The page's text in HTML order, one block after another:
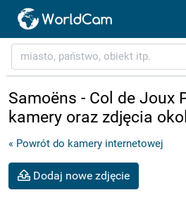
Samoëns - Col de Joux
kamery oraz zdjęcia
« Powrót do kamery internetowej
Dodaj nowe zdjęcie